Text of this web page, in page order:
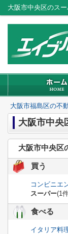
大阪市中央区のス
大阪市福島区の不
大阪市中央
大阪市中央区
買う
コンビニエ
スーパー(1
食べる
イタリア料